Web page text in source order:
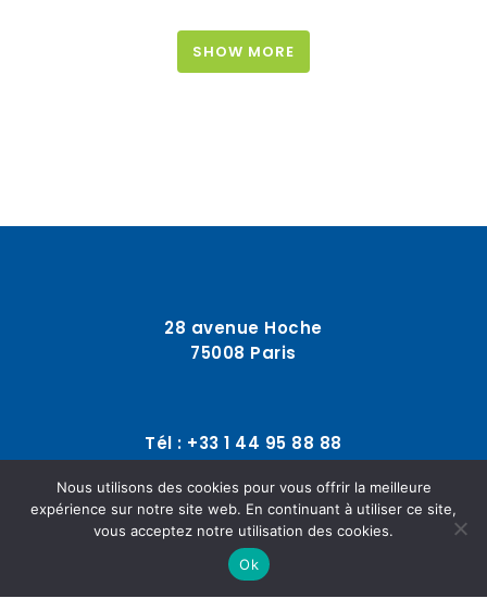
SHOW MORE
28 avenue Hoche
75008 Paris
Tél : +33 1 44 95 88 88
contact@fonciere-reference.com
Nous utilisons des cookies pour vous offrir la meilleure
expérience sur notre site web. En continuant à utiliser ce site,
vous acceptez notre utilisation des cookies.
Ok